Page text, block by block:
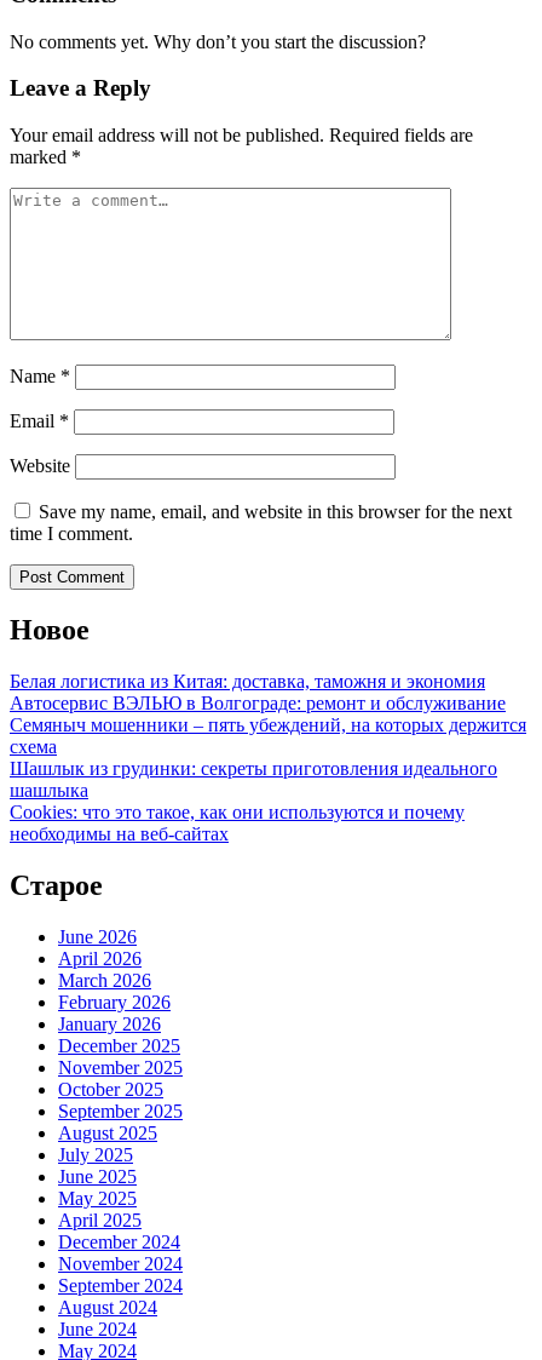
No comments yet. Why don’t you start the discussion?
Leave a Reply
Your email address will not be published. Required fields are
marked *
Name *
Email *
Website
Save my name, email, and website in this browser for the next
time I comment.
Новое
Белая логистика из Китая: доставка, таможня и экономия
Автосервис ВЭЛЬЮ в Волгограде: ремонт и обслуживание
Семяныч мошенники – пять убеждений, на которых держится
схема
Шашлык из грудинки: секреты приготовления идеального
шашлыка
Cookies: что это такое, как они используются и почему
необходимы на веб-сайтах
Старое
June 2026
April 2026
March 2026
February 2026
January 2026
December 2025
November 2025
October 2025
September 2025
August 2025
July 2025
June 2025
May 2025
April 2025
December 2024
November 2024
September 2024
August 2024
June 2024
May 2024